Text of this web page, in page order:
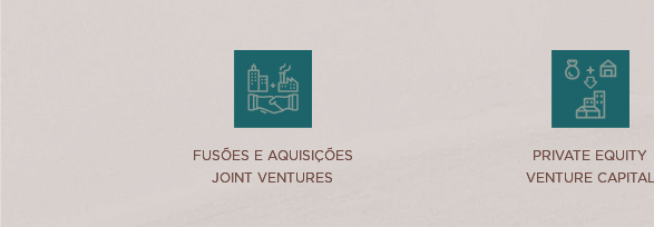
FUSÕES E AQUISIÇÕES
JOINT VENTURES
FUSÕES E AQUISIÇÕES
JOINT VENTURES
link
PRIVATE EQUITY
VENTURE CAPITAL
PRIVATE EQUITY
VENTURE CAPITAL
link